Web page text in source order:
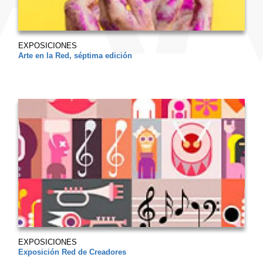
EXPOSICIONES
Arte en la Red, séptima edición
EXPOSICIONES
Exposición Red de Creadores